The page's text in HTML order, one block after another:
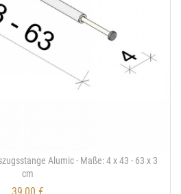
Alumic - Maße: 4 x 43 - 63 x 3
cm